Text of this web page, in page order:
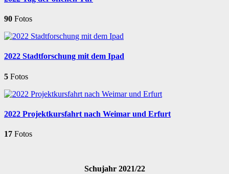
90 Fotos
2022 Stadtforschung mit dem Ipad
5 Fotos
2022 Projektkursfahrt nach Weimar und Erfurt
17 Fotos
Schujahr 2021/22